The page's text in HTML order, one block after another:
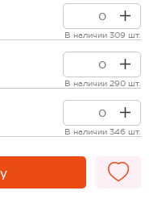
В наличии 309 шт.
В наличии 290 шт.
В наличии 346 шт.